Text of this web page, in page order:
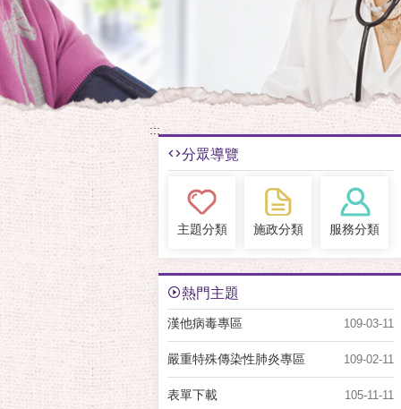
:::
分眾導覽
主題分類 施政分類 服務分類
熱門主題
109-03-11
漢他病毒專區
109-02-11
嚴重特殊傳染性肺炎專區
105-11-11
表單下載